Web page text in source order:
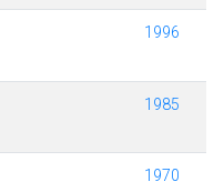
1996
1985
1970